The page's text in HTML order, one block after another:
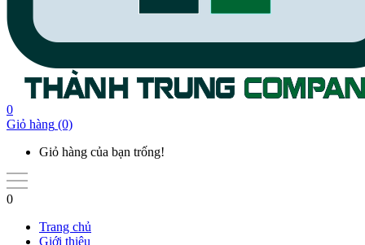
0
Giỏ hàng (0)
Giỏ hàng của bạn trống!
0
Trang chủ
Giới thiệu